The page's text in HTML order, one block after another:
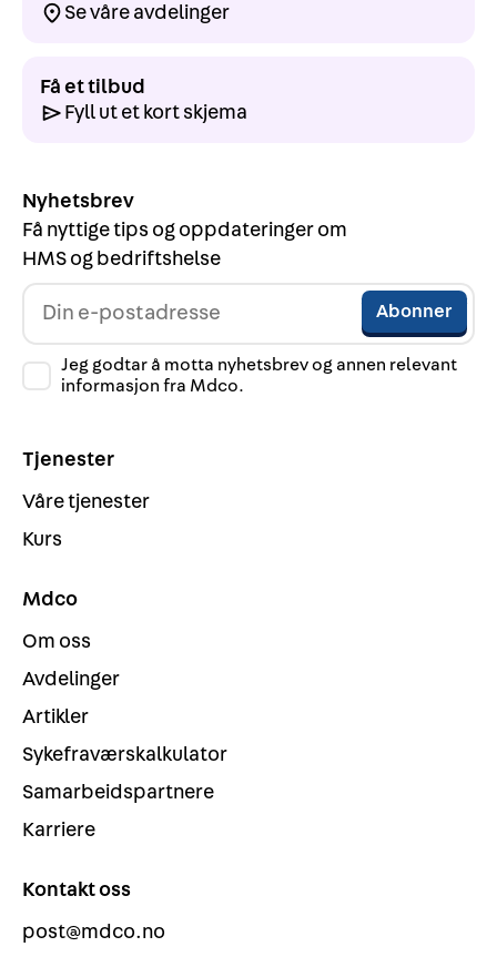
Se våre avdelinger
Få et tilbud
Fyll ut et kort skjema
Nyhetsbrev
Få nyttige tips og oppdateringer om
HMS og bedriftshelse
Jeg godtar å motta nyhetsbrev og annen relevant
informasjon fra Mdco.
Tjenester
Våre tjenester
Kurs
Mdco
Om oss
Avdelinger
Artikler
Sykefraværskalkulator
Samarbeidspartnere
Karriere
Kontakt oss
post@mdco.no